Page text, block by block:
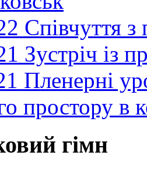
Співчуття з
Зустріч із
Пленерні
простору
гімн